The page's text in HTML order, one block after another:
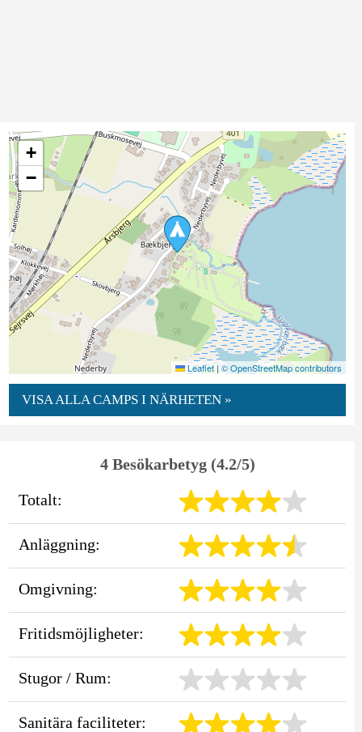
+
−
Leaflet|© OpenStreetMap contributors
VISA ALLA CAMPS I NÄRHETEN »
4 Besökarbetyg (4.2/5)
Totalt:
Anläggning:
Omgivning:
Fritidsmöjligheter:
Stugor / Rum:
Sanitära faciliteter: